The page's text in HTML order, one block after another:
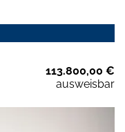
113.800,00 €
ausweisbar